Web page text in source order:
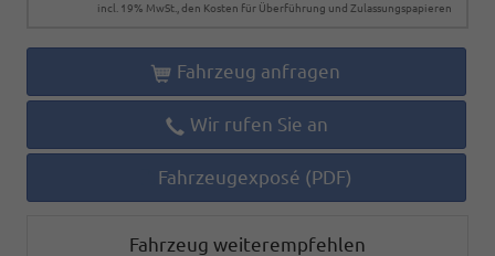
incl. 19% MwSt., den Kosten für Überführung und Zulassungspapieren
Fahrzeug anfragen
Wir rufen Sie an
Fahrzeugexposé (PDF)
Fahrzeug weiterempfehlen